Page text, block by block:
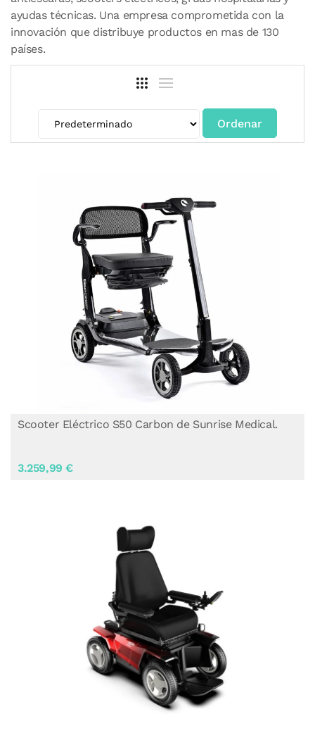
ayudas técnicas. Una empresa comprometida con la
innovación que distribuye productos en mas de 130
países.
Scooter Eléctrico S50 Carbon de Sunrise Medical.
3.259,99 €